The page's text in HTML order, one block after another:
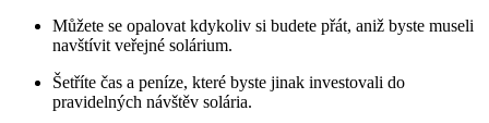
Můžete se opalovat kdykoliv si budete přát, aniž byste museli
navštívit veřejné solárium.
Šetříte čas a peníze, které byste jinak investovali do
pravidelných návštěv solária.